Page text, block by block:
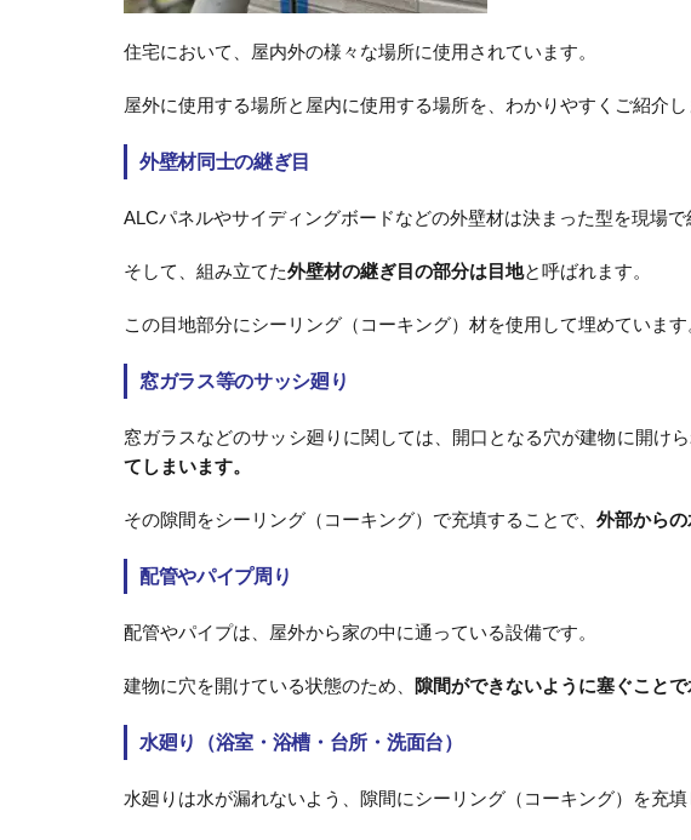
住宅において、屋内外の様々な場所に使用されています。
屋外に使用する場所と屋内に使用する場所を、わかりやすくご紹介し
外壁材同士の継ぎ目
ALCパネルやサイディングボードなどの外壁材は決まった型を現場で
そして、組み立てた外壁材の継ぎ目の部分は目地と呼ばれます。
この目地部分にシーリング（コーキング）材を使用して埋めています
窓ガラス等のサッシ廻り
窓ガラスなどのサッシ廻りに関しては、開口となる穴が建物に開け
てしまいます。
その隙間をシーリング（コーキング）で充填することで、 外部からの
配管やパイプ周り
配管やパイプは、屋外から家の中に通っている設備です。
建物に穴を開けている状態のため、 隙間ができないように塞ぐことで
水廻り（浴室・浴槽・台所・洗面台）
水廻りは水が漏れないよう、隙間にシーリング（コーキング）を充填